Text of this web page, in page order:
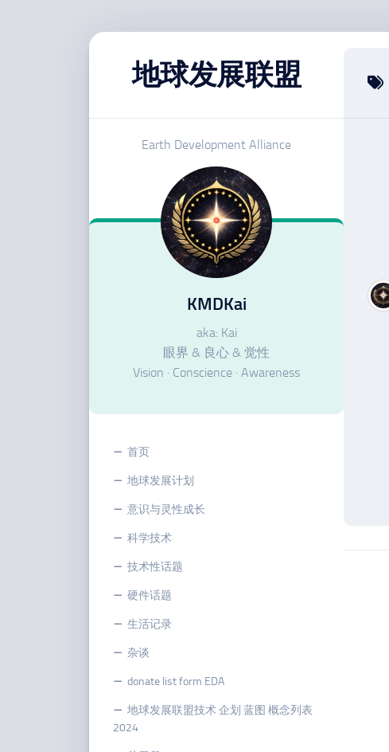
地球发展联盟
Earth Development Alliance
KMDKai
aka: Kai
眼界 & 良心 & 觉性
Vision · Conscience · Awareness
首页
地球发展计划
意识与灵性成长
科学技术
技术性话题
硬件话题
生活记录
杂谈
donate list form EDA
地球发展联盟技术 企划 蓝图 概念列表
2024